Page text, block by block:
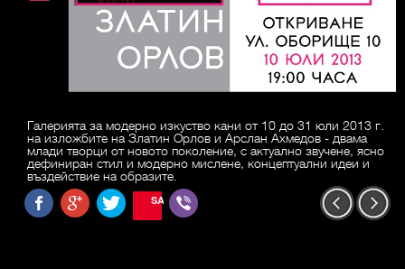
Галерията за модерно изкуство кани от 10 до 31 юли 2013 г.
на изложбите на Златин Орлов и Арслан Ахмедов - двама
млади творци от новото поколение, с актуално звучене, ясно
дефиниран стил и модерно мислене, концептуални идеи и
въздействие на образите.
SAVE